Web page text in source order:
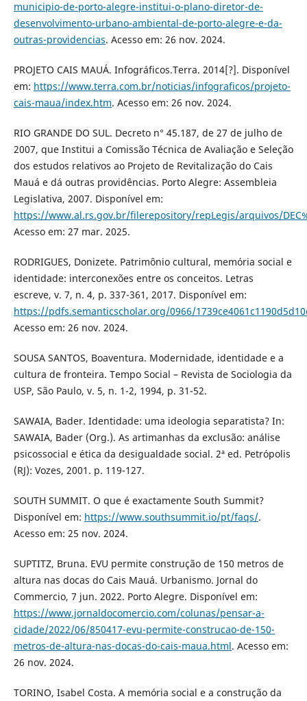
municipio-de-porto-alegre-institui-o-plano-diretor-de-
desenvolvimento-urbano-ambiental-de-porto-alegre-e-da-
outras-providencias. Acesso em: 26 nov. 2024.
PROJETO CAIS MAUÁ. Infográficos.Terra. 2014[?]. Disponível
em: https://www.terra.com.br/noticias/infograficos/projeto-
cais-maua/index.htm. Acesso em: 26 nov. 2024.
RIO GRANDE DO SUL. Decreto n° 45.187, de 27 de julho de
2007, que Institui a Comissão Técnica de Avaliação e Seleção
dos estudos relativos ao Projeto de Revitalização do Cais
Mauá e dá outras providências. Porto Alegre: Assembleia
Legislativa, 2007. Disponível em:
https://www.al.rs.gov.br/filerepository/repLegis/arquivos/
Acesso em: 27 mar. 2025.
RODRIGUES, Donizete. Patrimônio cultural, memória social e
identidade: interconexões entre os conceitos. Letras
escreve, v. 7, n. 4, p. 337-361, 2017. Disponível em:
https://pdfs.semanticscholar.org/0966/
Acesso em: 26 nov. 2024.
SOUSA SANTOS, Boaventura. Modernidade, identidade e a
cultura de fronteira. Tempo Social – Revista de Sociologia da
USP, São Paulo, v. 5, n. 1-2, 1994, p. 31-52.
SAWAIA, Bader. Identidade: uma ideologia separatista? In:
SAWAIA, Bader (Org.). As artimanhas da exclusão: análise
psicossocial e ética da desigualdade social. 2ª ed. Petrópolis
(RJ): Vozes, 2001. p. 119-127.
SOUTH SUMMIT. O que é exactamente South Summit?
Disponível em: https://www.southsummit.io/pt/faqs/.
Acesso em: 25 nov. 2024.
SUPTITZ, Bruna. EVU permite construção de 150 metros de
altura nas docas do Cais Mauá. Urbanismo. Jornal do
Commercio, 7 jun. 2022. Porto Alegre. Disponível em:
https://www.jornaldocomercio.com/colunas/pensar-a-
cidade/2022/06/850417-evu-permite-construcao-de-150-
metros-de-altura-nas-docas-do-cais-maua.html. Acesso em:
26 nov. 2024.
TORINO, Isabel Costa. A memória social e a construção da